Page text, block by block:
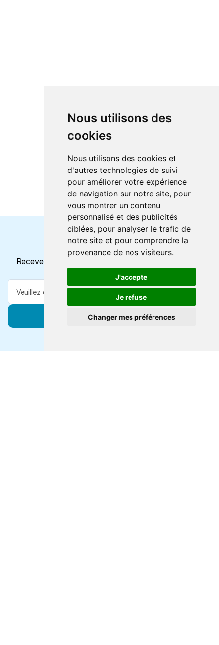
Nous utilisons des
cookies
Nous utilisons des cookies et
d'autres technologies de suivi
pour améliorer votre expérience
de navigation sur notre site, pour
vous montrer un contenu
personnalisé et des publicités
ciblées, pour analyser le trafic de
notre site et pour comprendre la
provenance de nos visiteurs.
J'accepte
Je refuse
Changer mes préférences
Horaires et offres actuels
Recevez toutes les mises à jour dans votre e-mail
S'abonner